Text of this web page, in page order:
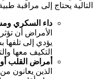
التالية يحتاج إلى مراقبة
داء السكري
الأمراض أن
يؤدي إلى
التكيف معها
أمراض القلب أو
الذين يعانون